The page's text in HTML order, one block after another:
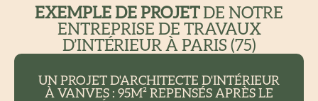
EXEMPLE DE PROJETDE NOTRE
ENTREPRISE DE TRAVAUX
D’INTÉRIEUR À PARIS (75)
UN PROJET D'ARCHITECTE D'INTÉRIEUR
À VANVES : 95M² REPENSÉS APRÈS LE